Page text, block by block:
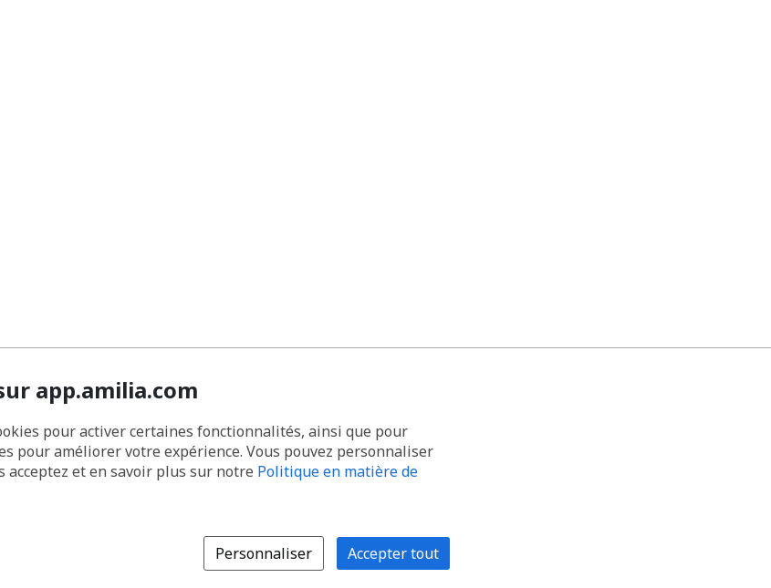
app.amilia.com
pour activer certaines fonctionnalités, ainsi que pour
pour améliorer votre expérience. Vous pouvez personnaliser
acceptez et en savoir plus sur notre Politique en matière de
Personnaliser Accepter tout